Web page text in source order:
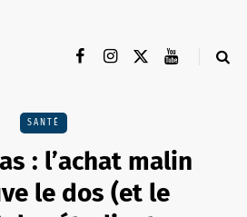
SANTÉ
: l’achat malin
le dos (et le